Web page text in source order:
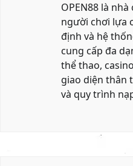
OPEN88 là
người chơi lựa
định và hệ
cung cấp đa
thể thao,
giao diện thân
và quy trình